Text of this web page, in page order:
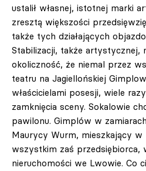
ustalił własnej, istotnej marki
zresztą większości
także tych działających
Stabilizacji, także artystycznej,
okoliczność, że niemal przez
teatru na Jagiellońskiej
właścicielami posesji, wiele
zamknięcia sceny. Sokalowie
pawilonu. Gimplów w
Maurycy Wurm, mieszkający
wszystkim zaś przedsiębiorca,
nieruchomości we Lwowie. Co